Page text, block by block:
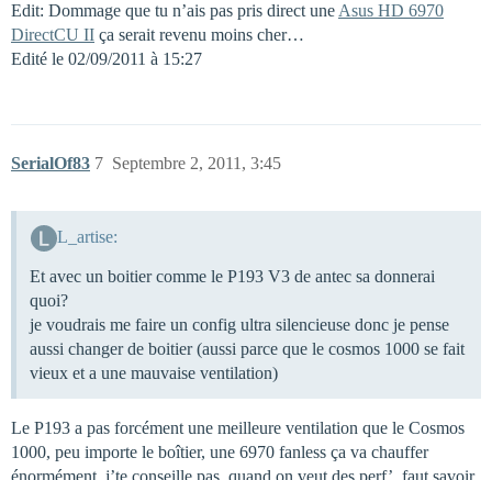
Edit: Dommage que tu n’ais pas pris direct une Asus HD 6970
DirectCU II ça serait revenu moins cher…
Edité le 02/09/2011 à 15:27
SerialOf83 Septembre 2, 2011, 3:45
7
L_artise:
Et avec un boitier comme le P193 V3 de antec sa donnerai
quoi?
je voudrais me faire un config ultra silencieuse donc je pense
aussi changer de boitier (aussi parce que le cosmos 1000 se fait
vieux et a une mauvaise ventilation)
Le P193 a pas forcément une meilleure ventilation que le Cosmos
1000, peu importe le boîtier, une 6970 fanless ça va chauffer
énormément, j’te conseille pas, quand on veut des perf’, faut savoir